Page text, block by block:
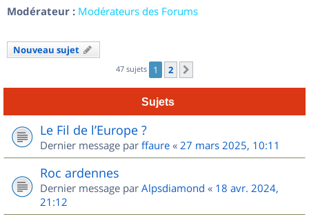
Modérateur : Modérateurs des Forums
Nouveau sujet
47 sujets 1 2
Sujets
Le Fil de l’Europe ?
Dernier message par ffaure « 27 mars 2025, 10:11
Roc ardennes
Dernier message par Alpsdiamond « 18 avr. 2024,
21:12